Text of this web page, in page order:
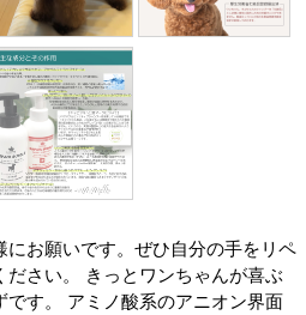
にお願いです。ぜひ自分の手をリペ
さい。 きっとワンちゃんが喜ぶ
です。 アミノ酸系のアニオン界面